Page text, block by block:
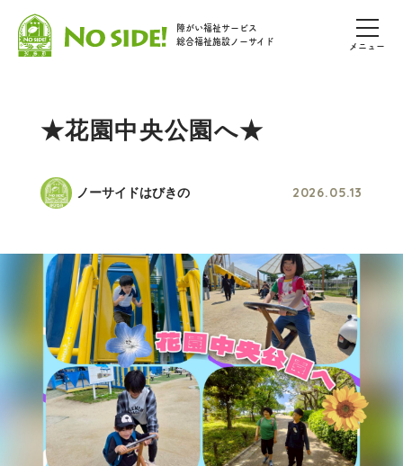
障がい福祉サービス
総合福祉施設ノーサイド
メニュー
★花園中央公園へ★
ノーサイドはびきの 2026.05.13